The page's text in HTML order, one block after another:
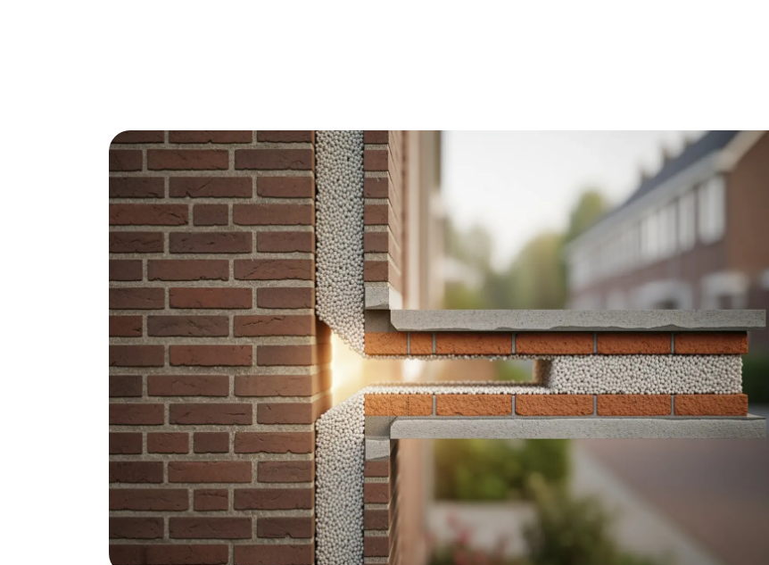
Woon je in Uden en twijfel je over spouwmuurisolatie? Stop met twijfelen! Met de huidige
gasprijzen bespaar je gemakkelijk €200-400 per jaar op je energierekening. Plus: je pakt tot €700
subsidie mee via de ISDE-regeling. In deze gids lees je alles over kosten, besparingen en
praktische tips specifiek voor woningen in Uden.
Waarom kiezen voor spouwmuurisolatie in
Uden?
Woon je in een jaren '30 woning in de Vlinderwijk of een rijtjeshuis uit de jaren '70 in Oud-Zevenaar?
Dan heb je waarschijnlijk een spouwmuur die nog niet geïsoleerd is. Dat betekent dat je letterlijk geld
door je muren heen stookt! In Noord-Brabant hebben we weliswaar geen extreme winters, maar
stoken we gemiddeld van oktober tot april. Door de ligging van Uden - tussen de bossen van de
Maashorst en de open vlaktes richting Oss - kan het behoorlijk tochten, vooral in wijken zoals Volkel-
Centrum en de nieuwbouwwijk Buitengebied.